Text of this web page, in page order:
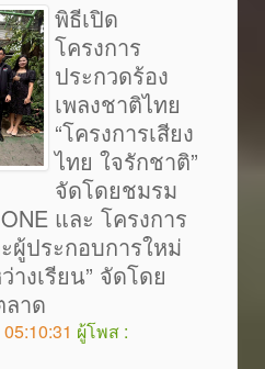
พิธีเปิด
โครงการ
ประกวดร้อง
เพลงชาติไทย
“โครงการเสียง
ไทย ใจรักชาติ”
จัดโดยชมรม
และ โครงการ
ผู้ประกอบการใหม่
างเรียน” จัดโดย
าด
ผู้โพส :